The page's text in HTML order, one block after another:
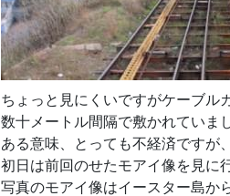
ちょっと見にくいですがケーブル
数十メートル間隔で敷かれていま
ある意味、とっても不経済ですが
初日は前回のせたモアイ像を見に
写真のモアイ像はイースター島か